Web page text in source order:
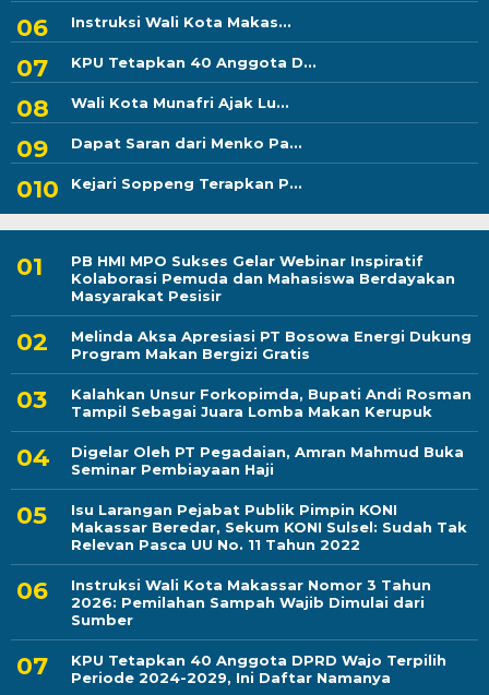
Instruksi Wali Kota Makas...
KPU Tetapkan 40 Anggota D...
Wali Kota Munafri Ajak Lu...
Dapat Saran dari Menko Pa...
Kejari Soppeng Terapkan P...
PB HMI MPO Sukses Gelar Webinar Inspiratif
Kolaborasi Pemuda dan Mahasiswa Berdayakan
Masyarakat Pesisir
Melinda Aksa Apresiasi PT Bosowa Energi Dukung
Program Makan Bergizi Gratis
Kalahkan Unsur Forkopimda, Bupati Andi Rosman
Tampil Sebagai Juara Lomba Makan Kerupuk
Digelar Oleh PT Pegadaian, Amran Mahmud Buka
Seminar Pembiayaan Haji
Isu Larangan Pejabat Publik Pimpin KONI
Makassar Beredar, Sekum KONI Sulsel: Sudah Tak
Relevan Pasca UU No. 11 Tahun 2022
Instruksi Wali Kota Makassar Nomor 3 Tahun
2026: Pemilahan Sampah Wajib Dimulai dari
Sumber
KPU Tetapkan 40 Anggota DPRD Wajo Terpilih
Periode 2024-2029, Ini Daftar Namanya